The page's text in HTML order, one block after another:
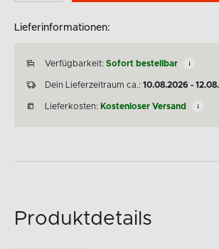
Lieferinformationen:
Verfügbarkeit: Sofort bestellbar
Dein Lieferzeitraum ca.: 10.08.2026 -
Lieferkosten: Kostenloser Versand
Produktdetails